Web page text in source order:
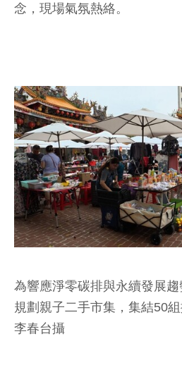
念，現場氣氛熱絡。
為響應淨零碳排與永續發展
規劃親子二手市集，集結50
李春台攝